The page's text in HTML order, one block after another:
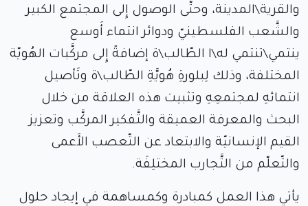
والقرية\المدينة، وحتَّى الوصول إِلى المجتمع الكبير
والشَّعب الفلسطينيّ ودوائر انتماء أَوسع
ينتمي\تنتمي له\ا الطّالب\ة إضافةً إِلى مركَّبات الهُويّة
المختلفة، وذلك لِبلورةِ هُويَّةِ الطّالب\ة وتَأصيل
انتمائهِ لمجتمعِهِ وتثبيت هذه العلاقة من خلال
البحث والمعرفة العميقة والتَّفكير المركَّب وتعزيز
القيم الإنسانيّة والابتعاد عن التّعصب الأَعمى
والتّعلّم من التَّجارب المختلِفَة.
يأتي هذا العمل كمبادرة وكمساهمة في إيجاد حلول